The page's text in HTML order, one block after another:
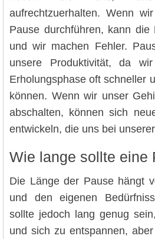
aufrechtzuerhalten. Wenn
Pause durchführen, kann die
und wir machen Fehler.
unsere Produktivität, da
Erholungsphase oft schneller
können. Wenn wir unser
abschalten, können sich
entwickeln, die uns bei
Wie lange sollte eine
Die Länge der Pause hängt
und den eigenen
sollte jedoch lang genug
und sich zu entspannen,